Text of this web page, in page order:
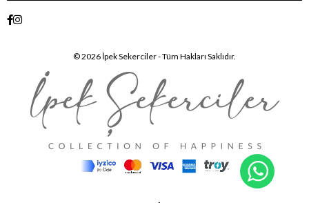
© 2026 İpek Sekerciler - Tüm Hakları Saklıdır.